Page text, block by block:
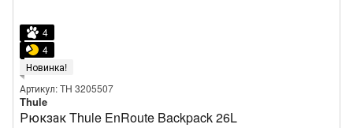
4
4
Новинка!
Артикул: TH 3205507
Thule
Рюкзак Thule EnRoute Backpack 26L